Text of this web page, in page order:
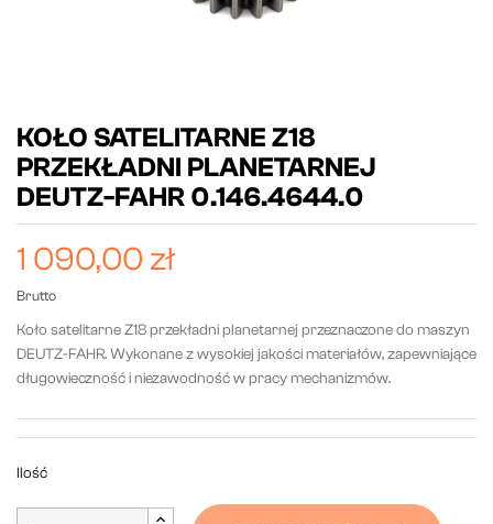
KOŁO SATELITARNE Z18
PRZEKŁADNI PLANETARNEJ
DEUTZ-FAHR 0.146.4644.0
1 090,00 zł
Brutto
Koło satelitarne Z18 przekładni planetarnej przeznaczone do maszyn
DEUTZ-FAHR. Wykonane z wysokiej jakości materiałów, zapewniające
długowieczność i niezawodność w pracy mechanizmów.
Ilość